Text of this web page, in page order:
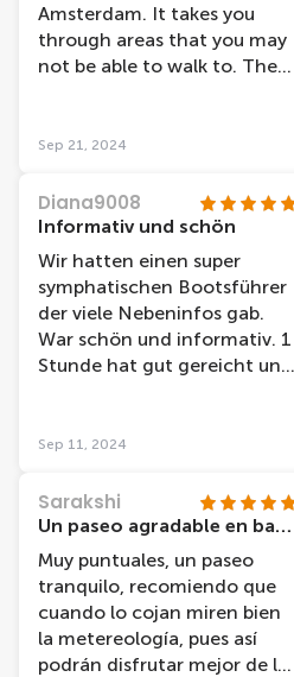
Amsterdam. It takes you
through areas that you may
not be able to walk to. The
behind it.
Sep 21, 2024
Diana9008
Informativ und schön
Wir hatten einen super
symphatischen Bootsführer
der viele Nebeninfos gab.
War schön und informativ. 1
Stunde hat gut gereicht und
und pünktlich, sowie sauber.
Sep 11, 2024
Sarakshi
Un paseo agradable en barco
Muy puntuales, un paseo
tranquilo, recomiendo que
cuando lo cojan miren bien
la metereología, pues así
podrán disfrutar mejor de las